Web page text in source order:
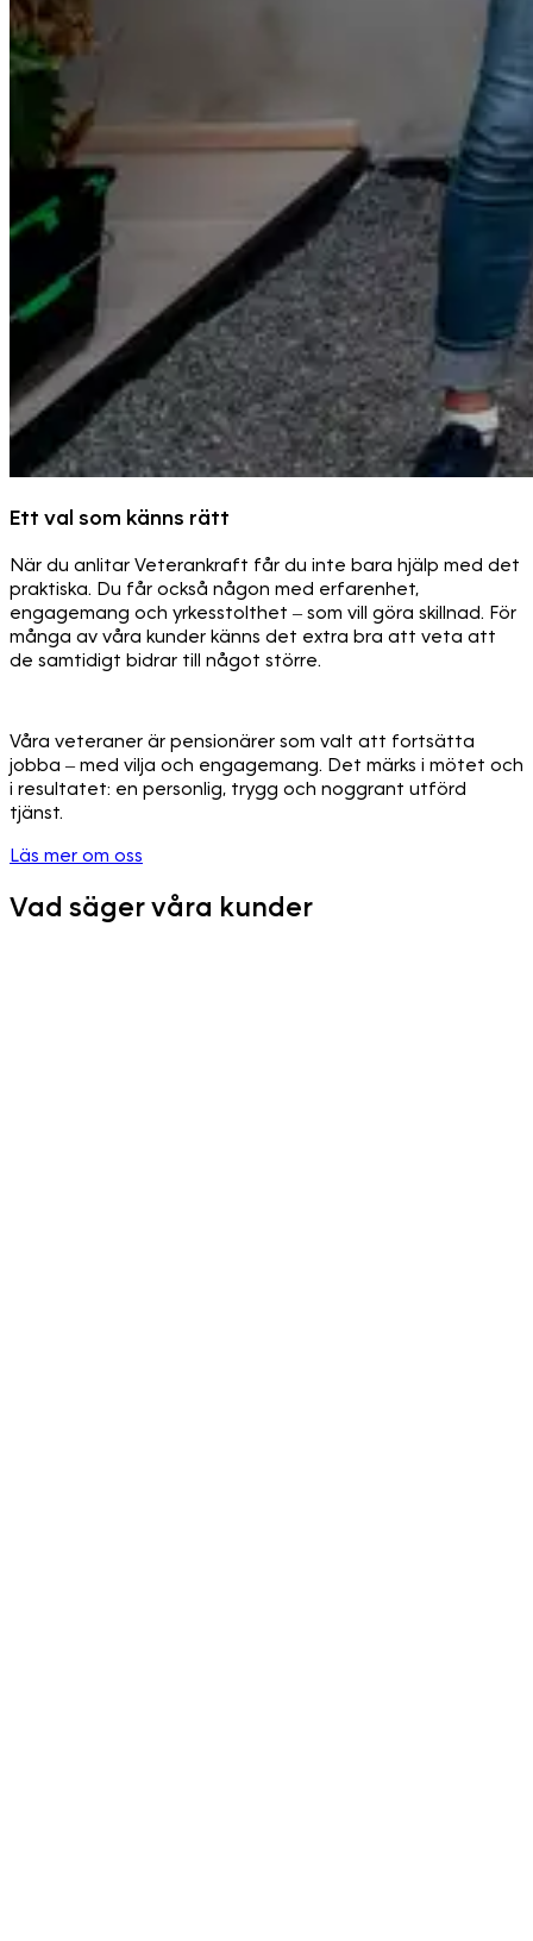
Ett val som känns rätt
När du anlitar Veterankraft får du inte bara hjälp med det
praktiska. Du får också någon med erfarenhet,
engagemang och yrkesstolthet – som vill göra skillnad. För
många av våra kunder känns det extra bra att veta att
de samtidigt bidrar till något större.
Våra veteraner är pensionärer som valt att fortsätta
jobba – med vilja och engagemang. Det märks i mötet och
i resultatet: en personlig, trygg och noggrant utförd
tjänst.
Läs mer om oss
Vad säger våra kunder